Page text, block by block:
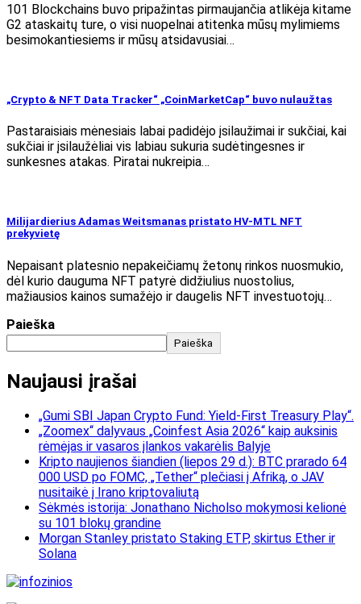
101 Blockchains buvo pripažintas pirmaujančia atlikėja kitame
G2 ataskaitų ture, o visi nuopelnai atitenka mūsų mylimiems
besimokantiesiems ir mūsų atsidavusiai…
„Crypto & NFT Data Tracker“ „CoinMarketCap“ buvo nulaužtas
Pastaraisiais mėnesiais labai padidėjo įsilaužimai ir sukčiai, kai
sukčiai ir įsilaužėliai vis labiau sukuria sudėtingesnes ir
sunkesnes atakas. Piratai nukreipia…
Milijardierius Adamas Weitsmanas pristato HV-MTL NFT
prekyvietę
Nepaisant platesnio nepakeičiamų žetonų rinkos nuosmukio,
dėl kurio dauguma NFT patyrė didžiulius nuostolius,
mažiausios kainos sumažėjo ir daugelis NFT investuotojų…
Paieška
Paieška
Naujausi įrašai
„Gumi SBI Japan Crypto Fund: Yield-First Treasury Play“.
„Zoomex“ dalyvaus „Coinfest Asia 2026“ kaip auksinis
rėmėjas ir vasaros įlankos vakarėlis Balyje
Kripto naujienos šiandien (liepos 29 d.): BTC prarado 64
000 USD po FOMC, „Tether“ plečiasi į Afriką, o JAV
nusitaikė į Irano kriptovaliutą
Sėkmės istorija: Jonathano Nicholso mokymosi kelionė
su 101 blokų grandine
Morgan Stanley pristato Staking ETP, skirtus Ether ir
Solana